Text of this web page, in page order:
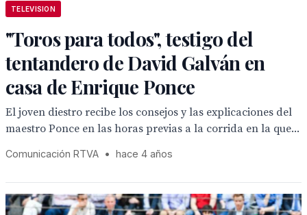
TELEVISION
"Toros para todos", testigo del
tentandero de David Galván en
casa de Enrique Ponce
El joven diestro recibe los consejos y las explicaciones del
maestro Ponce en las horas previas a la corrida en la que...
Comunicación RTVA • hace 4 años